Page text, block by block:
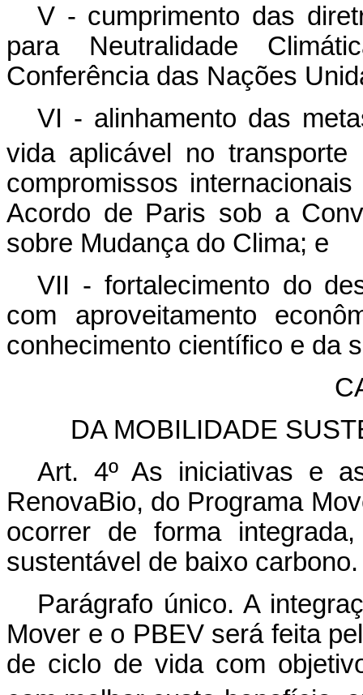
V - cumprimento das
para Neutralidade
Conferência das Nações
VI - alinhamento das
vida aplicável no
compromissos
Acordo de Paris sob a
sobre Mudança do Clima; e
VII - fortalecimento do
com aproveitamento
conhecimento científico e da
DA MOBILIDADE
Art. 4º As iniciativas e
RenovaBio, do Programa
ocorrer de forma
sustentável de baixo carbono.
Parágrafo único. A
Mover e o PBEV será feita
de ciclo de vida com